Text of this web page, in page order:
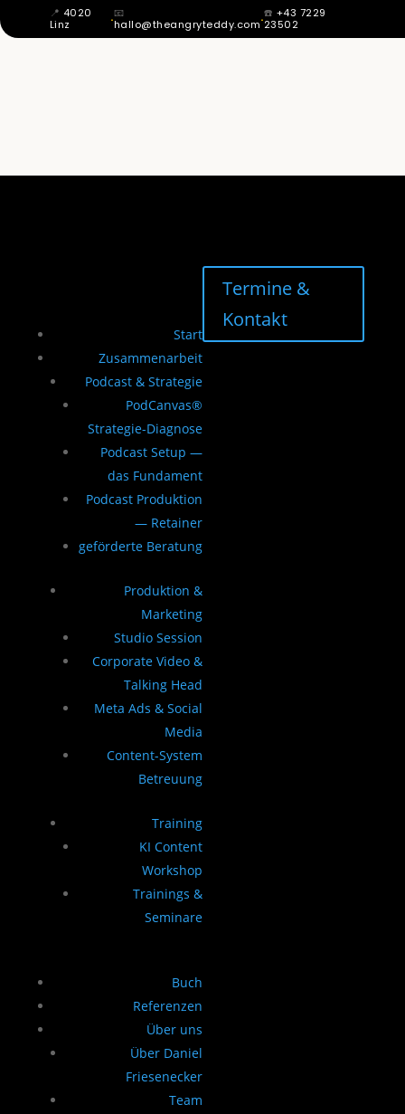
📍 4020
Linz
·📧
hallo@theangryteddy.com·☎️ +43 7229
23502
Start
Zusammenarbeit
Podcast & Strategie
PodCanvas®
Strategie-Diagnose
Podcast Setup —
das Fundament
Podcast Produktion
— Retainer
geförderte Beratung
Produktion &
Marketing
Studio Session
Corporate Video &
Talking Head
Meta Ads & Social
Media
Content-System
Betreuung
Training
KI Content
Workshop
Trainings &
Seminare
Buch
Referenzen
Über uns
Über Daniel
Friesenecker
Team
Termine &
Kontakt